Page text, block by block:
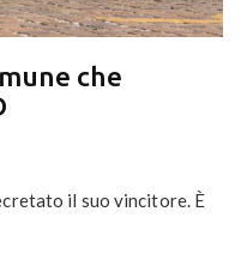
che
il suo vincitore. È